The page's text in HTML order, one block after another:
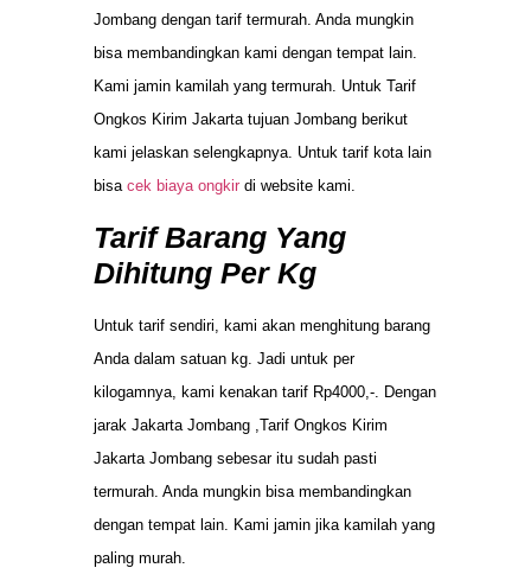
Jombang dengan tarif termurah. Anda mungkin
bisa membandingkan kami dengan tempat lain.
Kami jamin kamilah yang termurah. Untuk Tarif
Ongkos Kirim Jakarta tujuan Jombang berikut
kami jelaskan selengkapnya. Untuk tarif kota lain
bisa cek biaya ongkir di website kami.
Tarif Barang Yang
Dihitung Per Kg
Untuk tarif sendiri, kami akan menghitung barang
Anda dalam satuan kg. Jadi untuk per
kilogamnya, kami kenakan tarif Rp4000,-. Dengan
jarak Jakarta Jombang ,Tarif Ongkos Kirim
Jakarta Jombang sebesar itu sudah pasti
termurah. Anda mungkin bisa membandingkan
dengan tempat lain. Kami jamin jika kamilah yang
paling murah.